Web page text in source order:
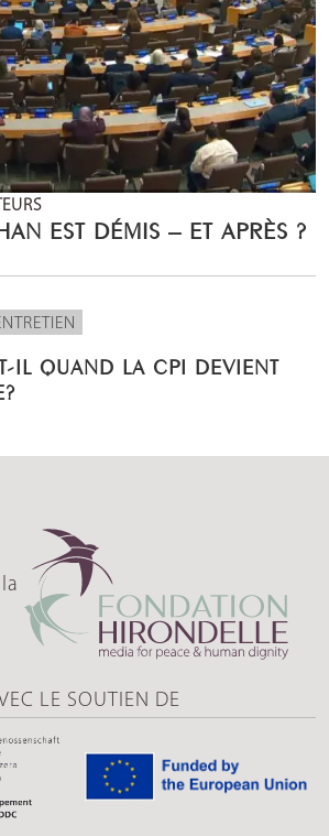
EST DÉMIS – ET APRÈS ?
IL QUAND LA CPI DEVIENT
LE SOUTIEN DE